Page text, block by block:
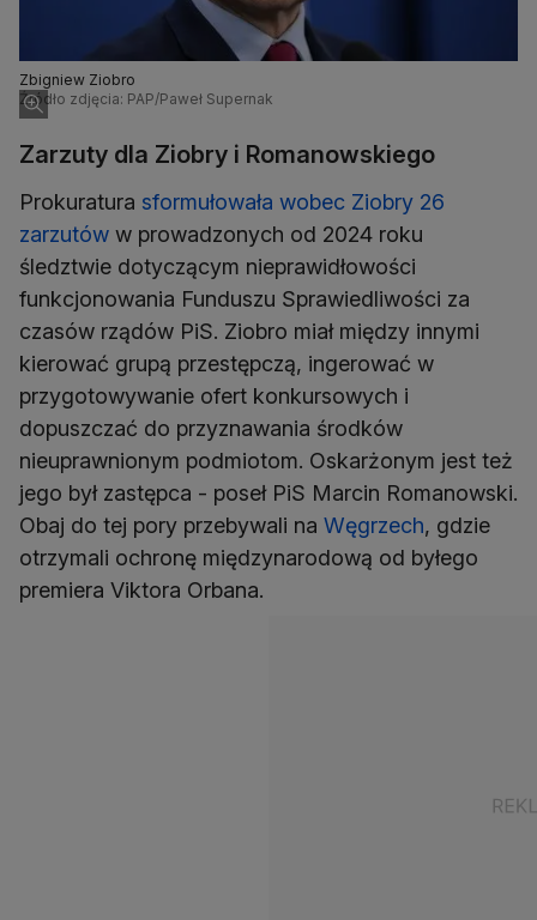
Zbigniew Ziobro
Źródło zdjęcia: PAP/Paweł Supernak
Zarzuty dla Ziobry i Romanowskiego
Prokuratura sformułowała wobec Ziobry 26
zarzutów w prowadzonych od 2024 roku
śledztwie dotyczącym nieprawidłowości
funkcjonowania Funduszu Sprawiedliwości za
czasów rządów PiS. Ziobro miał między innymi
kierować grupą przestępczą, ingerować w
przygotowywanie ofert konkursowych i
dopuszczać do przyznawania środków
nieuprawnionym podmiotom. Oskarżonym jest też
jego był zastępca - poseł PiS Marcin Romanowski.
Obaj do tej pory przebywali na Węgrzech, gdzie
otrzymali ochronę międzynarodową od byłego
premiera Viktora Orbana.